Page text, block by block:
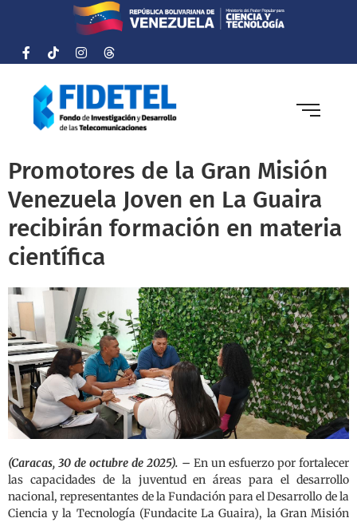
Promotores de la Gran Misión
Venezuela Joven en La Guaira
recibirán formación en materia
científica
(Caracas, 30 de octubre de 2025). – En un esfuerzo por fortalecer
las capacidades de la juventud en áreas para el desarrollo
nacional, representantes de la Fundación para el Desarrollo de la
Ciencia y la Tecnología (Fundacite La Guaira), la Gran Misión